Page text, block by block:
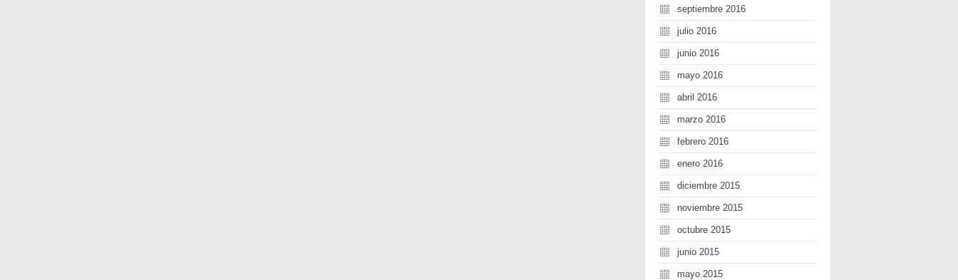
septiembre 2016
julio 2016
junio 2016
mayo 2016
abril 2016
marzo 2016
febrero 2016
enero 2016
diciembre 2015
noviembre 2015
octubre 2015
junio 2015
mayo 2015